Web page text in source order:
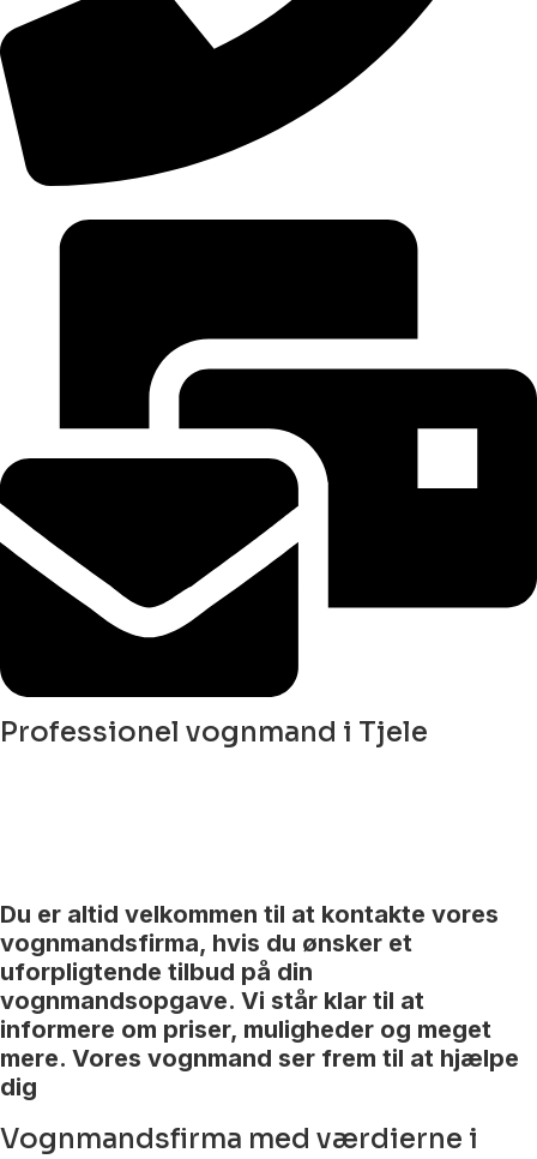
Professionel vognmand i Tjele
Du er altid velkommen til at kontakte vores
vognmandsfirma, hvis du ønsker et
uforpligtende tilbud på din
vognmandsopgave. Vi står klar til at
informere om priser, muligheder og meget
mere. Vores vognmand ser frem til at hjælpe
dig
Vognmandsfirma med værdierne i